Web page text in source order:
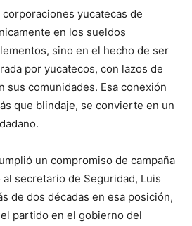
yucatecas de
en los sueldos
sino en el hecho de ser
por yucatecos, con lazos de
sus comunidades. Esa conexión
que blindaje, se convierte en un
un compromiso de campaña
secretario de Seguridad, Luis
de dos décadas en esa posición,
partido en el gobierno del